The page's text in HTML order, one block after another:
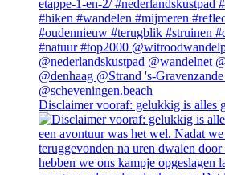
Disclaimer vooraf: gelukkig is alles